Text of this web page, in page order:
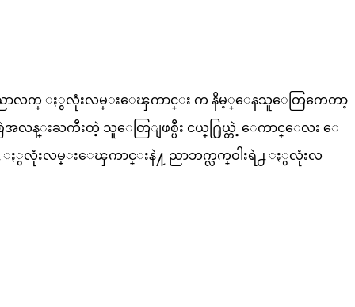
င့္ပီး ညာလက္ ႏွလုံးလမ္းေၾကာင္း က နိမ့္ေနသူေတြကေတာ့
အလန္းႀကီးတဲ့ သူေတြျဖစ္ပီး ငယ္႐ြယ္တဲ့ ေကာင္ေလး ေ
ရဲ႕ ႏွလုံးလမ္းေၾကာင္းနဲ႔ ညာဘက္လက္ဝါးရဲ႕ ႏွလုံးလ